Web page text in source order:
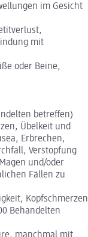
im Gesicht
mit
oder Beine,
betreffen)
Übelkeit und
Erbrechen,
Verstopfung
und/oder
Fällen zu
Kopfschmerzen
Behandelten
manchmal mit